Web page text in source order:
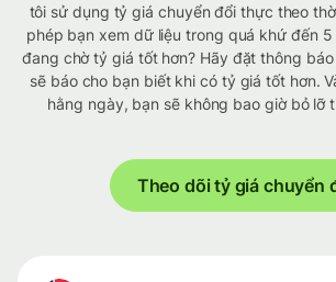
tôi sử dụng tỷ giá chuyển đổi thực theo
phép bạn xem dữ liệu trong quá khứ đến 5
đang chờ tỷ giá tốt hơn? Hãy đặt thông
sẽ báo cho bạn biết khi có tỷ giá tốt hơn.
hằng ngày, bạn sẽ không bao giờ bỏ lỡ
Theo dõi tỷ giá chuyển